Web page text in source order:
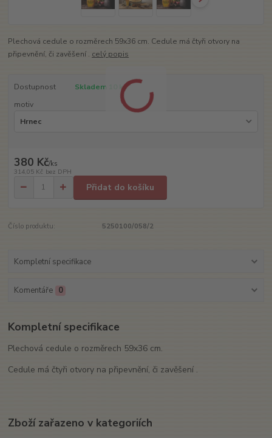
Plechová cedule o rozměrech 59x36 cm. Cedule má čtyři otvory na
připevnění, či zavěšení . celý popis
Dostupnost
Skladem 10 ks
motiv
380 Kč/ks
314,05 Kč bez DPH
Přidat do košíku
Číslo produktu: 5250100/058/2
Kompletní specifikace
Komentáře 0
Kompletní specifikace
Plechová cedule o rozměrech 59x36 cm.
Cedule má čtyři otvory na připevnění, či zavěšení .
Zboží zařazeno v kategoriích